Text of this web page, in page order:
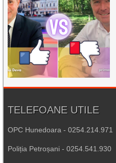
TELEFOANE UTILE
OPC Hunedoara - 0254.214.971
Poliția Petroșani - 0254.541.930